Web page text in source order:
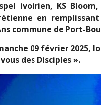
ivoirien, KS
en
commune de Port-
09 février 2025,
des Disciples ».